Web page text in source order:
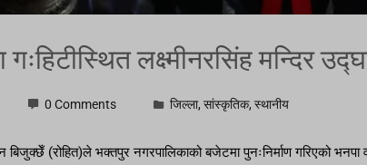
गःहिटीस्थित लक्ष्मीनरसिंह मन्दिर
0 Comments जिल्ला, सांस्कृतिक, स्थानीय
बिजुक्छेँ (रोहित)ले भक्तपुर नगरपालिकाको बजेटमा पुनःनिर्माण गरिएको